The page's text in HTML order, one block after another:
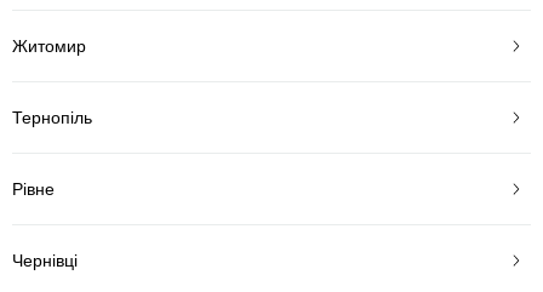
Житомир
Тернопіль
Рівне
Чернівці